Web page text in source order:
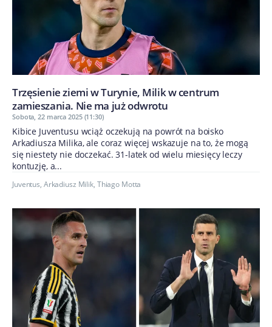
Trzęsienie ziemi w Turynie, Milik w centrum
zamieszania. Nie ma już odwrotu
Sobota, 22 marca 2025 (11:30)
Kibice Juventusu wciąż oczekują na powrót na boisko
Arkadiusza Milika, ale coraz więcej wskazuje na to, że mogą
się niestety nie doczekać. 31-latek od wielu miesięcy leczy
kontuzję, a...
Juventus, Arkadiusz Milik, Thiago Motta